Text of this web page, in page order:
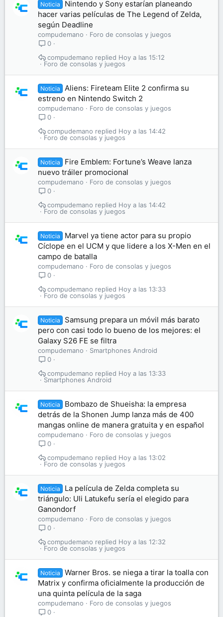
Noticia
Nintendo y Sony estarían planeando
hacer varias películas de The Legend of Zelda,
según Deadline
compudemano
Foro de consolas y juegos
0
Foro de consolas y juegos
Hoy a las 15:12
compudemano
Noticia
Aliens: Fireteam Elite 2 confirma su
estreno en Nintendo Switch 2
compudemano
Foro de consolas y juegos
0
Foro de consolas y juegos
Hoy a las 14:42
compudemano
Noticia
Fire Emblem: Fortune’s Weave lanza
nuevo tráiler promocional
compudemano
Foro de consolas y juegos
0
Foro de consolas y juegos
Hoy a las 14:42
compudemano
Noticia
Marvel ya tiene actor para su propio
Cíclope en el UCM y que lidere a los X-Men en el
campo de batalla
compudemano
Foro de consolas y juegos
0
Foro de consolas y juegos
Hoy a las 13:33
compudemano
Noticia
Samsung prepara un móvil más barato
pero con casi todo lo bueno de los mejores: el
Galaxy S26 FE se filtra
compudemano
Smartphones Android
0
Smartphones Android
Hoy a las 13:33
compudemano
Noticia
Bombazo de Shueisha: la empresa
detrás de la Shonen Jump lanza más de 400
mangas online de manera gratuita y en español
compudemano
Foro de consolas y juegos
0
Foro de consolas y juegos
Hoy a las 13:02
compudemano
Noticia
La película de Zelda completa su
triángulo: Uli Latukefu sería el elegido para
Ganondorf
compudemano
Foro de consolas y juegos
0
Foro de consolas y juegos
Hoy a las 12:32
compudemano
Noticia
Warner Bros. se niega a tirar la toalla con
Matrix y confirma oficialmente la producción de
una quinta película de la saga
compudemano
Foro de consolas y juegos
0